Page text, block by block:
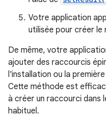
Votre application
utilisée pour créer le
De même, votre
ajouter des raccourcis
l'installation ou la
Cette méthode est
à créer un raccourci dans
habituel.